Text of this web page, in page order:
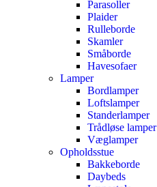
Parasoller
Plaider
Rulleborde
Skamler
Småborde
Havesofaer
Lamper
Bordlamper
Loftslamper
Standerlamper
Trådløse lamper
Væglamper
Opholdsstue
Bakkeborde
Daybeds